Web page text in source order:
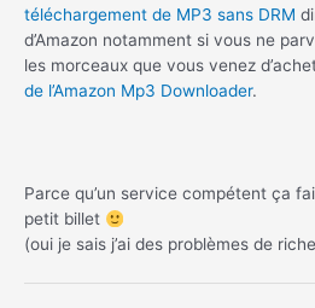
téléchargement de MP3 sans DRM
d’Amazon notamment si vous ne
les morceaux que vous venez
de l’Amazon Mp3 Downloader.
Parce qu’un service compétent ça
petit billet
(oui je sais j’ai des problèmes de